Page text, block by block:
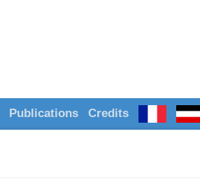
Publications Credits